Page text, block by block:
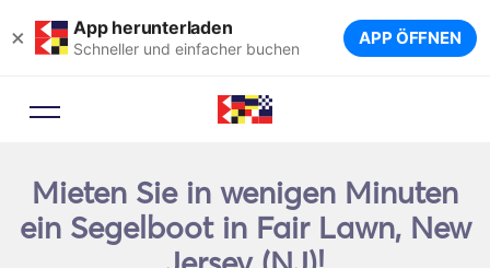
× App herunterladen
Schneller und einfacher buchen APP ÖFFNEN
Mieten Sie in wenigen Minuten
ein Segelboot in Fair Lawn, New